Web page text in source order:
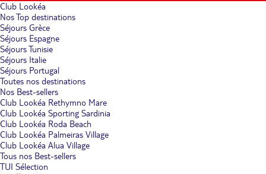
Club Lookéa
Nos Top destinations
Séjours Grèce
Séjours Espagne
Séjours Tunisie
Séjours Italie
Séjours Portugal
Toutes nos destinations
Nos Best-sellers
Club Lookéa Rethymno Mare
Club Lookéa Sporting Sardinia
Club Lookéa Roda Beach
Club Lookéa Palmeiras Village
Club Lookéa Alua Village
Tous nos Best-sellers
TUI Sélection